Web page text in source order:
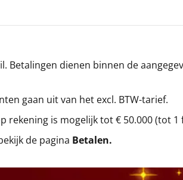
dienen binnen de
gaan uit van het excl. BTW-tarief.
rekening is mogelijk tot € 50.000 (tot
de pagina Betalen.